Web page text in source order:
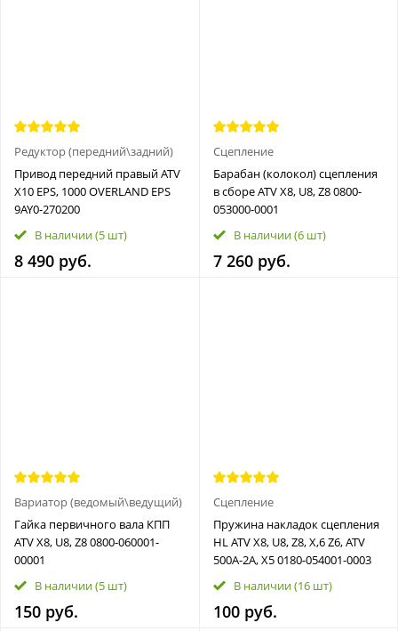
Редуктор (передний\задний)
Пpивод перeдний пpавый ATV
X10 EPS, 1000 OVERLAND EPS
9AY0-270200
В наличии(5 шт)
8 490 руб.
Сцепление
Барабан (колокол) сцепления
в сборе ATV X8, U8, Z8 0800-
053000-0001
В наличии(6 шт)
7 260 руб.
Вариатор (ведомый\ведущий)
Гайка первичного вала КПП
ATV X8, U8, Z8 0800-060001-
00001
В наличии(5 шт)
150 руб.
Сцепление
Пружина накладок сцепления
HL ATV X8, U8, Z8, X,6 Z6, ATV
500A-2A, X5 0180-054001-0003
В наличии(16 шт)
100 руб.